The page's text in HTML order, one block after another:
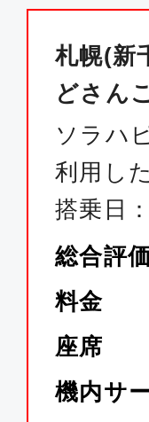
札幌(新
どさん
ソラハ
利用し
搭乗日
総合評
料金
座席
機内サ